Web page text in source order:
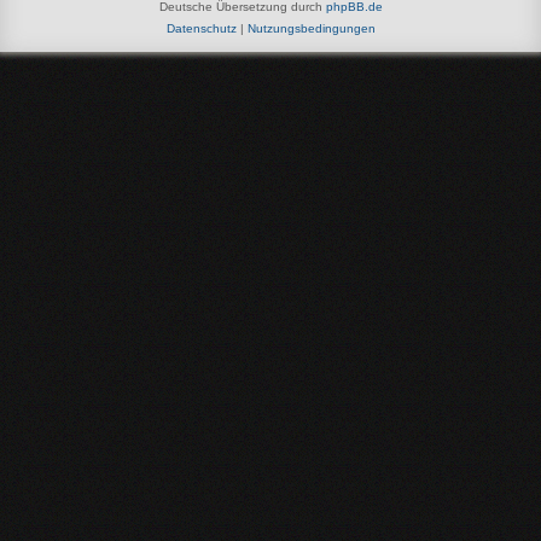
Deutsche Übersetzung durch phpBB.de
Datenschutz| Nutzungsbedingungen